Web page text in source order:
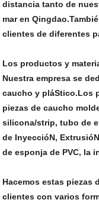
distancia tanto de
mar en
clientes de diferentes
Los productos y
Nuestra empresa se
caucho y pláStico.Los
piezas de caucho
silicona/strip, tubo de
de InyeccióN,
de esponja de PVC, la
Hacemos estas piezas
clientes con varios